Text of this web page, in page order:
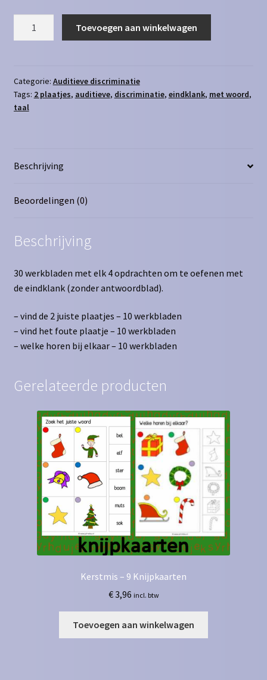
aantal
Toevoegen aan winkelwagen
Categorie: Auditieve discriminatie
Tags: 2 plaatjes, auditieve, discriminatie, eindklank, met woord,
taal
Beschrijving
Beoordelingen (0)
Beschrijving
30 werkbladen met elk 4 opdrachten om te oefenen met
de eindklank (zonder antwoordblad).
– vind de 2 juiste plaatjes – 10 werkbladen
– vind het foute plaatje – 10 werkbladen
– welke horen bij elkaar – 10 werkbladen
Gerelateerde producten
Kerstmis – 9 Knijpkaarten
€3,96 incl. btw
Toevoegen aan winkelwagen